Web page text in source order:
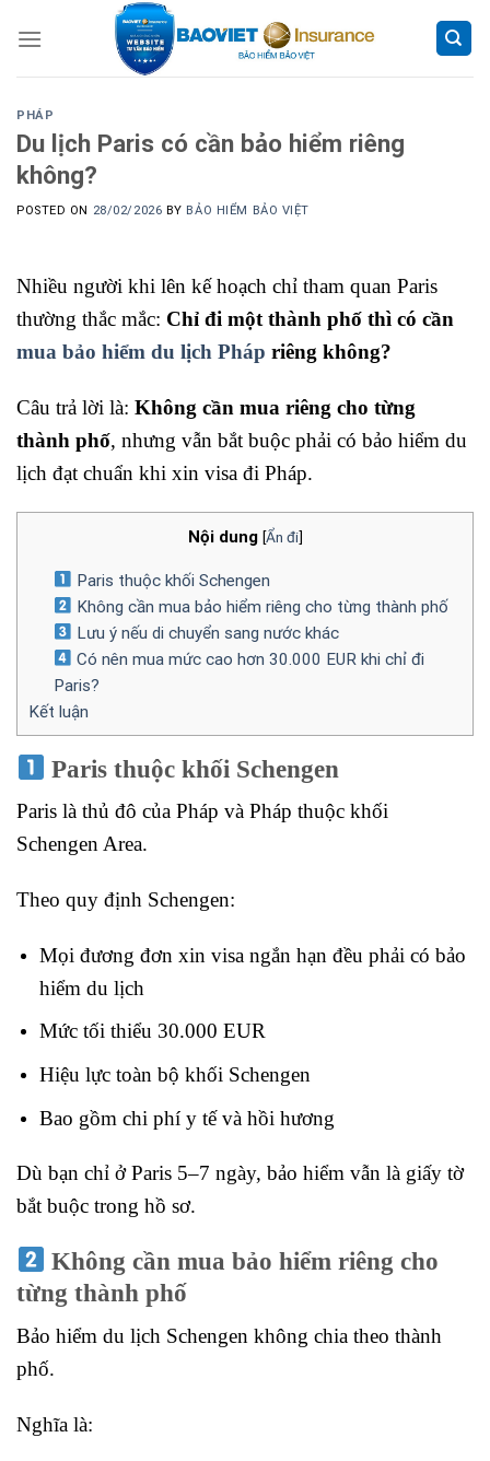
PHÁP
Du lịch Paris có cần bảo hiểm riêng
không?
POSTED ON 28/02/2026 BY BẢO HIỂM BẢO VIỆT
Nhiều người khi lên kế hoạch chỉ tham quan Paris
thường thắc mắc: Chỉ đi một thành phố thì có cần
mua bảo hiểm du lịch Pháp riêng không?
Câu trả lời là: Không cần mua riêng cho từng
thành phố, nhưng vẫn bắt buộc phải có bảo hiểm du
lịch đạt chuẩn khi xin visa đi Pháp.
Nội dung [Ẩn đi]
Paris thuộc khối Schengen
Không cần mua bảo hiểm riêng cho từng thành phố
Lưu ý nếu di chuyển sang nước khác
Có nên mua mức cao hơn 30.000 EUR khi chỉ đi
Paris?
Kết luận
Paris thuộc khối Schengen
Paris là thủ đô của Pháp và Pháp thuộc khối
Schengen Area.
Theo quy định Schengen:
Mọi đương đơn xin visa ngắn hạn đều phải có bảo
hiểm du lịch
Mức tối thiểu 30.000 EUR
Hiệu lực toàn bộ khối Schengen
Bao gồm chi phí y tế và hồi hương
Dù bạn chỉ ở Paris 5–7 ngày, bảo hiểm vẫn là giấy tờ
bắt buộc trong hồ sơ.
Không cần mua bảo hiểm riêng cho
từng thành phố
Bảo hiểm du lịch Schengen không chia theo thành
phố.
Nghĩa là: